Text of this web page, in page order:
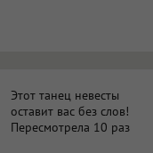
Этот танец невесты
оставит вас без слов!
Пересмотрела 10 раз